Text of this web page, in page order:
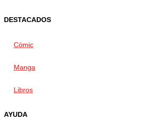
DESTACADOS
Cómic
Manga
Libros
AYUDA